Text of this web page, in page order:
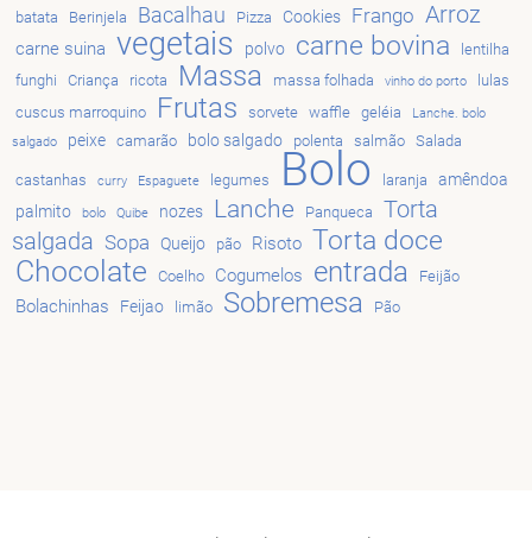
batata Berinjela Bacalhau Pizza Cookies Frango Arroz
carne suina vegetais polvo carne bovina
lentilha
funghi
Criança ricota Massa massa folhada vinho do porto
lulas
cuscus marroquino
Frutas sorvete waffle geléia
Lanche. bolo
salgado
peixe camarão bolo salgado polenta salmão Salada
castanhas curry Espaguete legumes Bolo laranja
amêndoa
palmito
bolo Quibe nozes Lanche Panqueca
Torta
salgada Sopa Queijo pão Risoto Torta doce
Chocolate Coelho Cogumelos entrada Feijão
Bolachinhas Feijao limão Sobremesa Pão